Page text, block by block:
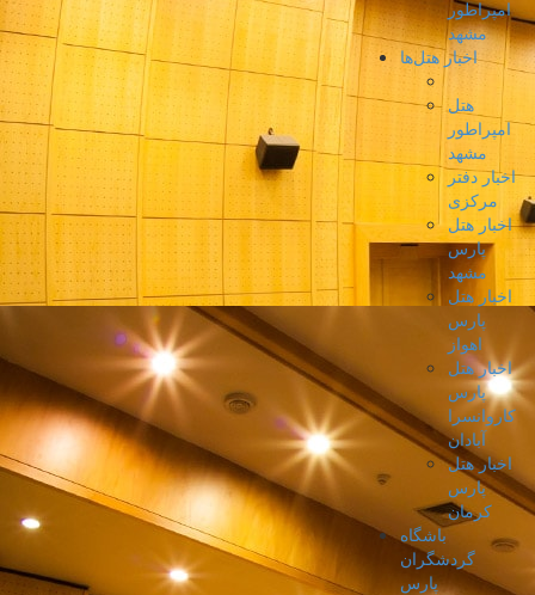
امپراطور
مشهد
اخبار هتل‌ها
هتل
امپراطور
مشهد
اخبار دفتر
مرکزی
اخبار هتل
پارس
مشهد
اخبار هتل
پارس
اهواز
اخبار هتل
پارس
کاروانسرا
آبادان
اخبار هتل
پارس
کرمان
باشگاه
گردشگران
پارس